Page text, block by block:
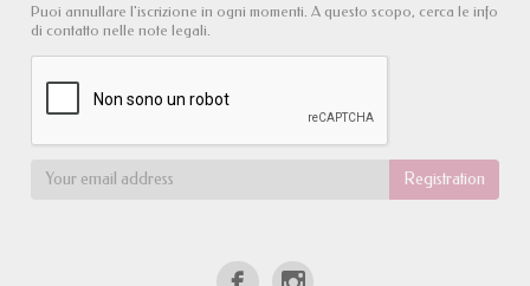
Puoi annullare l'iscrizione in ogni momenti. A questo scopo, cerca le info
di contatto nelle note legali.